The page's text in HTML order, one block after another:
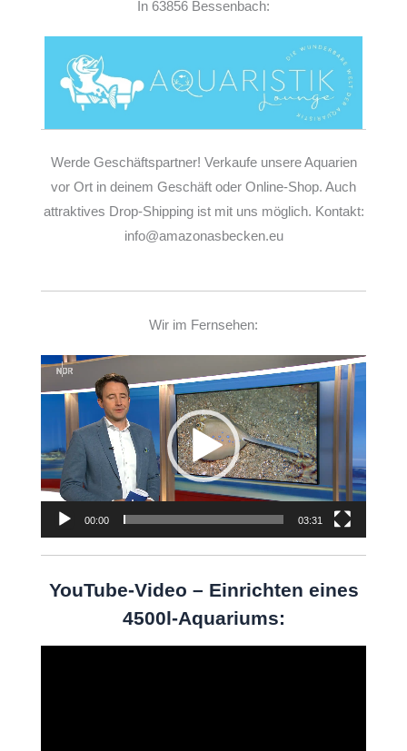
In 63856 Bessenbach:
Werde Geschäftspartner! Verkaufe unsere Aquarien
vor Ort in deinem Geschäft oder Online-Shop. Auch
attraktives Drop-Shipping ist mit uns möglich. Kontakt:
info@amazonasbecken.eu
Wir im Fernsehen:
Player
00:00 03:31
YouTube-Video – Einrichten eines
4500l-Aquariums: